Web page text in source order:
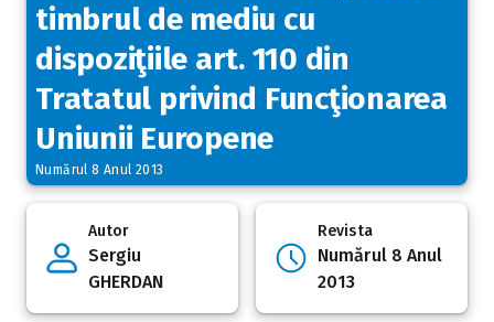
timbrul de mediu cu
dispoziţiile art. 110 din
Tratatul privind Funcţionarea
Uniunii Europene
Numărul 8 Anul 2013
Autor
Sergiu
GHERDAN
Revista
Numărul 8 Anul
2013